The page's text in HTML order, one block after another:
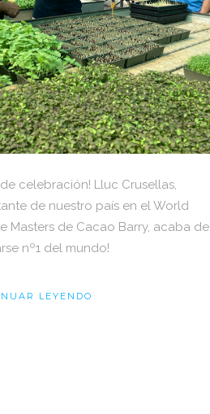
de celebración! Lluc Crusellas,
de nuestro país en el World
Masters de Cacao Barry, acaba de
nº1 del mundo!
LEYENDO